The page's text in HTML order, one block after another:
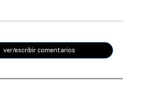
ver/escribir comentarios